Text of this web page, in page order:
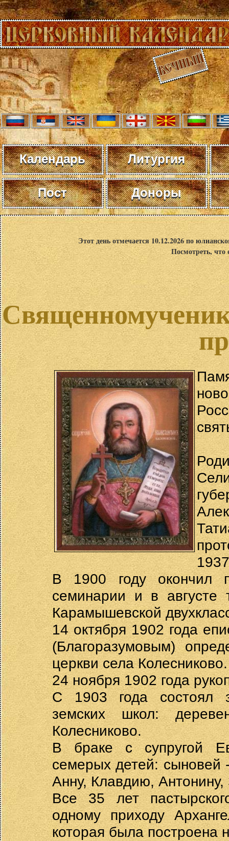
Календарь Литургия
Пост Доноры
Этот день отмечается 10.12.2026 по
Посмотреть,
В 1900 году окончил
семинарии и в августе
Карамышевской
14 октября 1902 года
(Благоразумовым)
церкви села Колесниково.
24 ноября 1902 года
С 1903 года состоял
земских школ:
Колесниково.
В браке с супругой
семерых детей:
Анну, Клавдию,
Все 35 лет
одному приходу
которая была построена